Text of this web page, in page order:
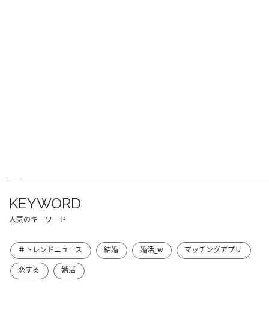
KEYWORD
人気のキーワード
＃トレンドニュース 結婚 婚活_w
マッチングアプリ
恋する
婚活